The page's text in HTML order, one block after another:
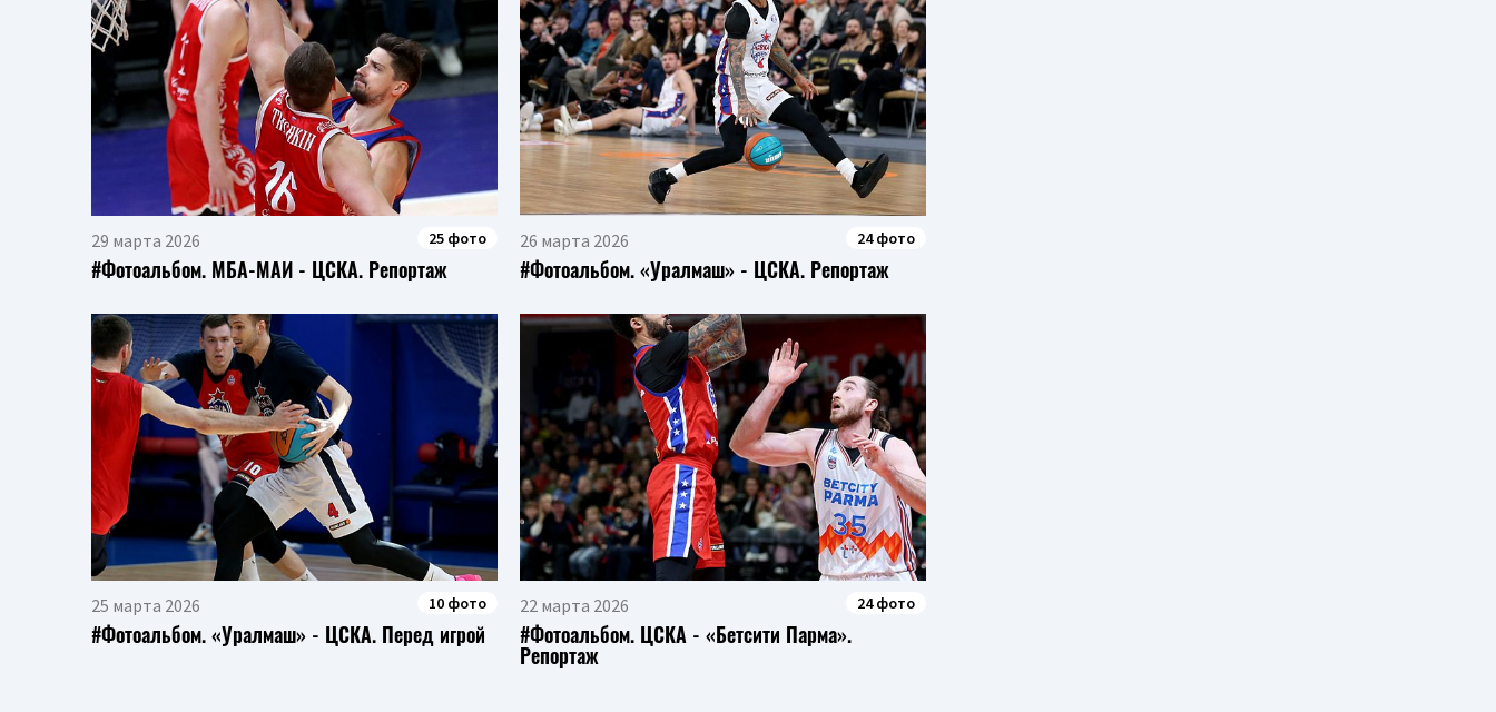
29 марта 2026 25 фото
#Фотоальбом. МБА-МАИ - ЦСКА. Репортаж
26 марта 2026 24 фото
#Фотоальбом. «Уралмаш» - ЦСКА. Репортаж
25 марта 2026 10 фото
#Фотоальбом. «Уралмаш» - ЦСКА. Перед игрой
22 марта 2026 24 фото
#Фотоальбом. ЦСКА - «Бетсити Парма».
Репортаж